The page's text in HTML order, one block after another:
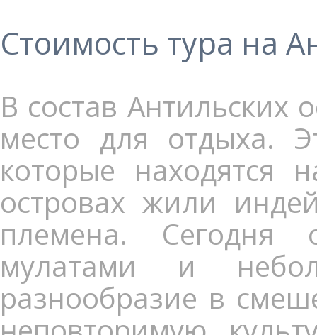
Стоимость тура на
В состав Антильских
место для отдыха.
которые находятся
островах жили
племена. Сегодня
мулатами и
разнообразие в